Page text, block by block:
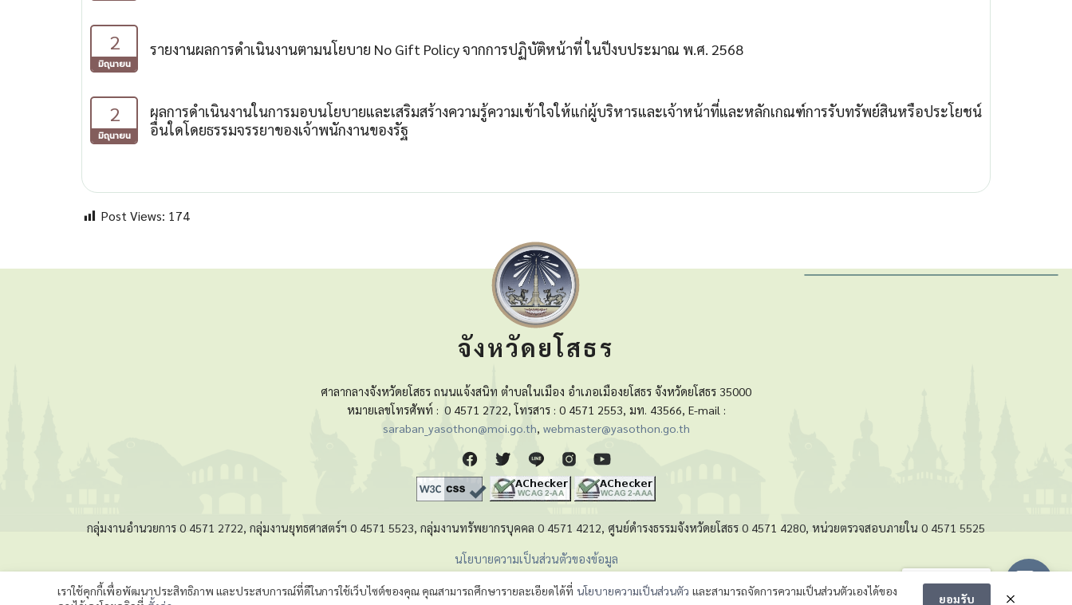
2
มิถุนายน
รายงานผลการดำเนินงานตามนโยบาย No Gift Policy จากการปฏิบัติหน้าที่ ในปีงบประมาณ พ.ศ. 2568
2
มิถุนายน
ผลการดำเนินงานในการมอบนโยบายและเสริมสร้างความรู้ความเข้าใจให้แก่ผู้บริหารและเจ้าหน้าที่และหลักเกณฑ์การรับทรัพย์สินหรือประโยชน์
อื่นใดโดยธรรมจรรยาของเจ้าพนักงานของรัฐ
Post Views: 174
จังหวัดยโสธร
ศาลากลางจังหวัดยโสธร ถนนแจ้งสนิท ตำบลในเมือง อำเภอเมืองยโสธร จังหวัดยโสธร 35000
หมายเลขโทรศัพท์ : 0 4571 2722, โทรสาร : 0 4571 2553, มท. 43566, E-mail :
saraban_yasothon@moi.go.th, webmaster@yasothon.go.th
กลุ่มงานอำนวยการ 0 4571 2722, กลุ่มงานยุทธศาสตร์ฯ 0 4571 5523, กลุ่มงานทรัพยากรบุคคล 0 4571 4212, ศูนย์ดำรงธรรมจังหวัดยโสธร 0 4571 4280, หน่วยตรวจสอบภายใน 0 4571 5525
นโยบายความเป็นส่วนตัวของข้อมูล
เราใช้คุกกี้เพื่อพัฒนาประสิทธิภาพ และประสบการณ์ที่ดีในการใช้เว็บไซต์ของคุณ คุณสามารถศึกษารายละเอียดได้ที่ นโยบายความเป็นส่วนตัว และสามารถจัดการความเป็นส่วนตัวเองได้ของ
ยอมรับ
Message us